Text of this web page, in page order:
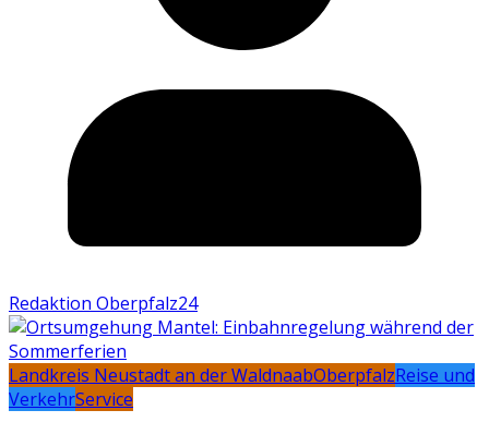
Redaktion Oberpfalz24
Landkreis Neustadt an der WaldnaabOberpfalzReise und
VerkehrService